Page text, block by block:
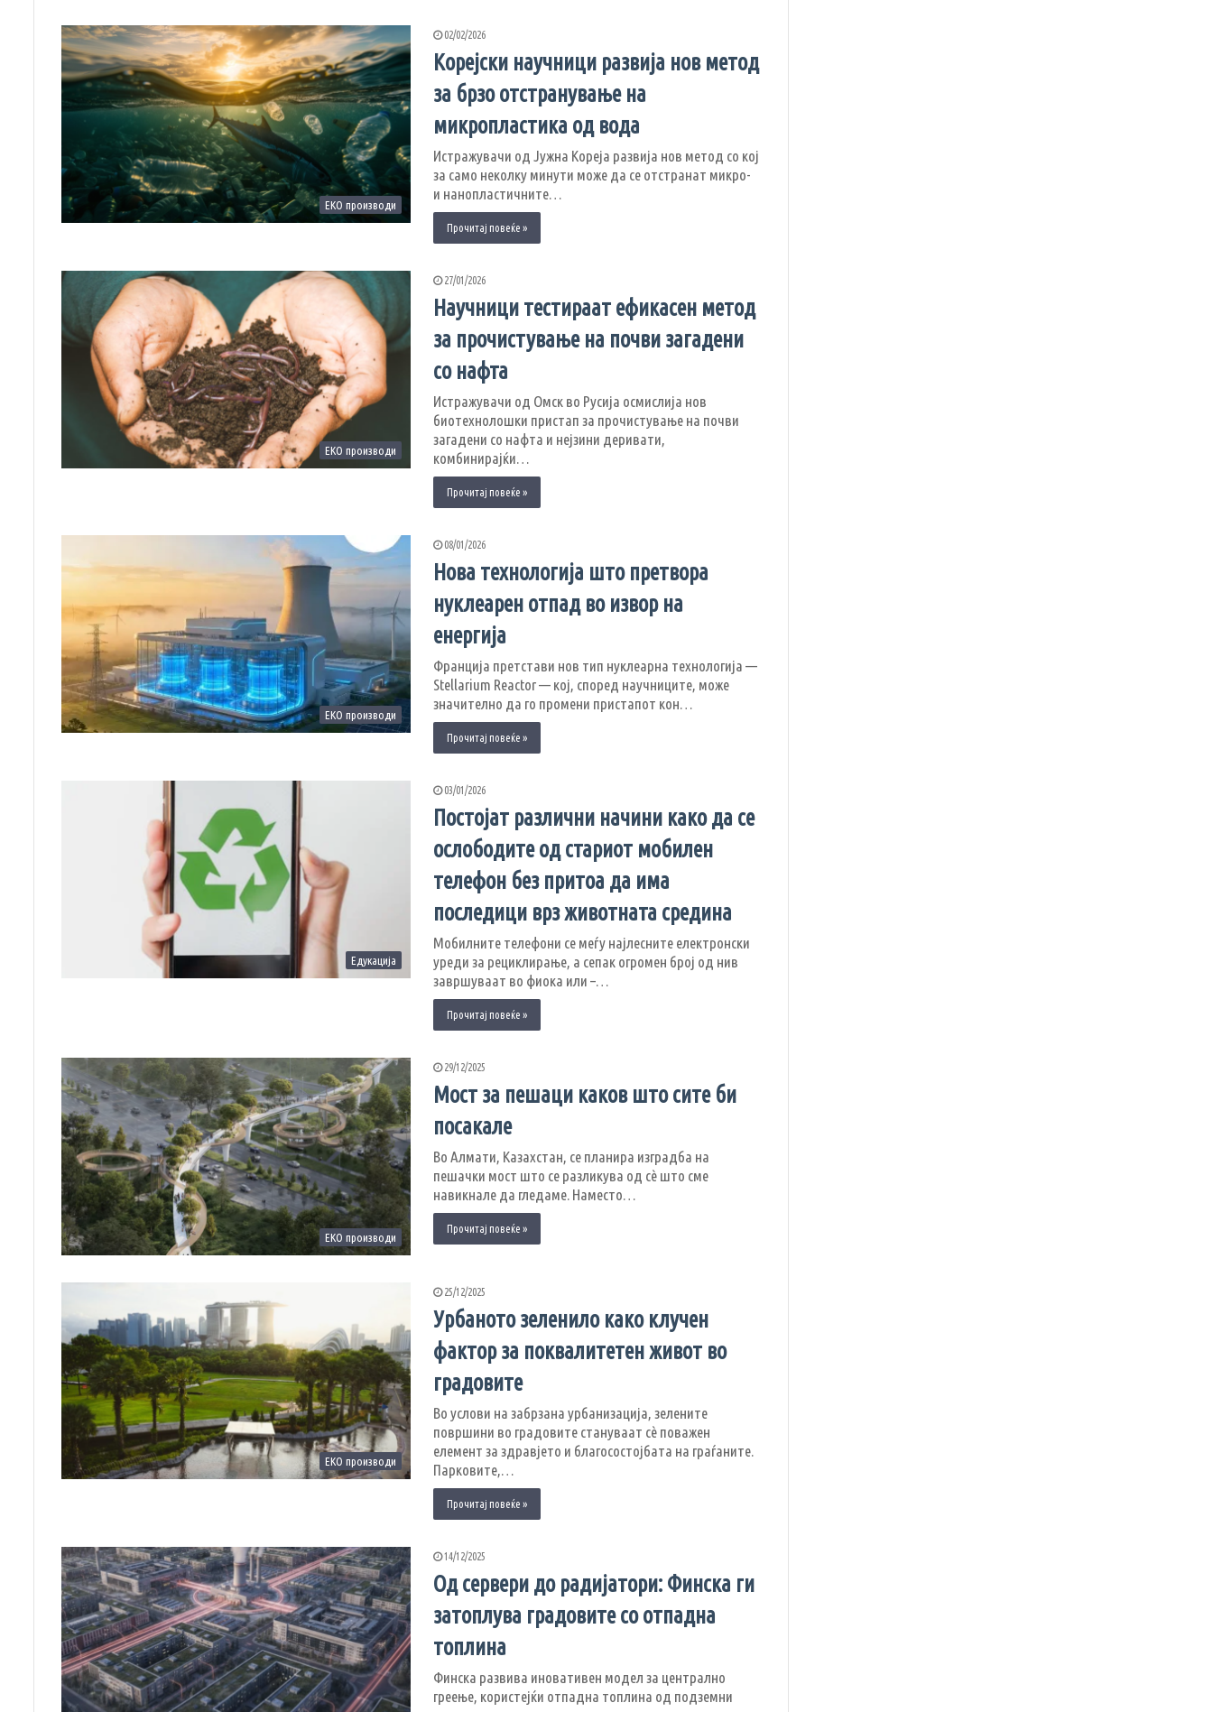
ЕКО производи
02/02/2026
Корејски научници развија нов метод
за брзо отстранување на
микропластика од вода
Истражувачи од Јужна Кореја развија нов метод со кој
за само неколку минути може да се отстранат микро-
и нанопластичните…
Прочитај повеќе »
ЕКО производи
27/01/2026
Научници тестираат ефикасен метод
за прочистување на почви загадени
со нафта
Истражувачи од Омск во Русија осмислија нов
биотехнолошки пристап за прочистување на почви
загадени со нафта и нејзини деривати,
комбинирајќи…
Прочитај повеќе »
ЕКО производи
08/01/2026
Нова технологија што претвора
нуклеарен отпад во извор на
енергија
Франција претстави нов тип нуклеарна технологија —
Stellarium Reactor — кој, според научниците, може
значително да го промени пристапот кон…
Прочитај повеќе »
Едукација
03/01/2026
Постојат различни начини како да се
ослободите од стариот мобилен
телефон без притоа да има
последици врз животната средина
Мобилните телефони се меѓу најлесните електронски
уреди за рециклирање, а сепак огромен број од нив
завршуваат во фиока или –…
Прочитај повеќе »
ЕКО производи
29/12/2025
Мост за пешаци каков што сите би
посакале
Во Алмати, Казахстан, се планира изградба на
пешачки мост што се разликува од сè што сме
навикнале да гледаме. Наместо…
Прочитај повеќе »
ЕКО производи
25/12/2025
Урбаното зеленило како клучен
фактор за поквалитетен живот во
градовите
Во услови на забрзана урбанизација, зелените
површини во градовите стануваат сè поважен
елемент за здравјето и благосостојбата на граѓаните.
Паркoвите,…
Прочитај повеќе »
14/12/2025
Од сервери до радијатори: Финска ги
затоплува градовите со отпадна
топлина
Финска развива иновативен модел за централно
греење, користејќи отпадна топлина од подземни